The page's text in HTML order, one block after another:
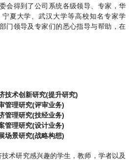
会得到了公司系统各级领导、专家，华
夏大学、武汉大学等高校知名专家学
门领导及专家们的悉心指导与帮助，在
技术创新研究(提升研究)
管理研究(评审业务)
管理研究(技经业务)
管理研究(设计业务)
场景研究(战略构想)
技术研究感兴趣的学生，教师，学者以及